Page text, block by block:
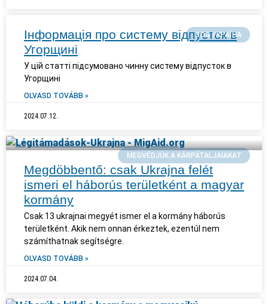
SOS УКРАЇНА
Інформація про систему відпусток в
Угорщині
У цій статті підсумовано чинну систему відпусток в
Угорщині
OLVASD TOVÁBB »
2024.07.12.
MEGVÉDJÜK A KÁRPÁTALJAIAKAT
Megdöbbentő: csak Ukrajna felét
ismeri el háborús területként a magyar
kormány
Csak 13 ukrajnai megyét ismer el a kormány háborús
területként. Akik nem onnan érkeztek, ezentúl nem
számíthatnak segítségre.
OLVASD TOVÁBB »
2024.07.04.